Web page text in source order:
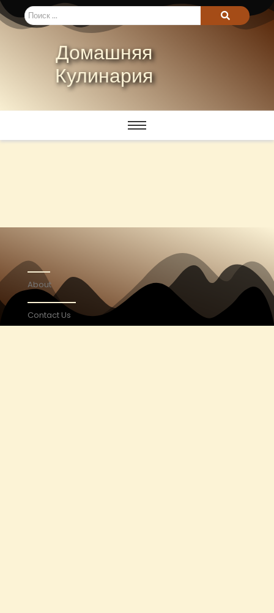
Домашняя
Кулинария
About
Contact Us